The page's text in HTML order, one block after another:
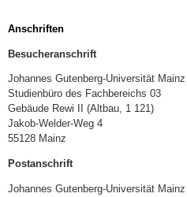
Anschriften
Besucheranschrift
Johannes Gutenberg-Universität Mainz
Studienbüro des Fachbereichs 03
Gebäude Rewi II (Altbau, 1 121)
Jakob-Welder-Weg 4
55128 Mainz
Postanschrift
Johannes Gutenberg-Universität Mainz